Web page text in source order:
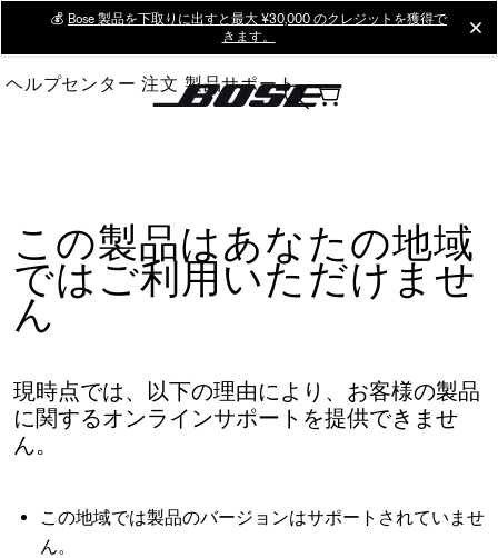
Main
💰 Bose 製品を下取りに出すと最大 ¥30,000 のクレジットを獲得で
きます。
ヘルプセンター 注文 製品サポート
この製品はあなたの地域
ではご利用いただけませ
ん
現時点では、以下の理由により、お客様の製品
に関するオンラインサポートを提供できませ
ん。
この地域では製品のバージョンはサポートされていませ
ん。